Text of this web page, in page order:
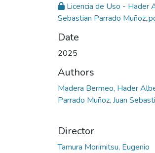
Licencia de Uso - Hader
Sebastian Parrado
Date
2025
Authors
Madera Bermeo, Hader
Parrado Muñoz, Juan
Director
Tamura Morimitsu, Eugenio